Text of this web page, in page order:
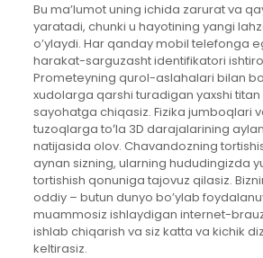
Bu ma’lumot uning ichida zarurat va
yaratadi, chunki u hayotining yangi
o’ylaydi. Har qanday mobil telefonga
harakat-sarguzasht identifikatori
Prometeyning qurol-aslahalari bilan
xudolarga qarshi turadigan yaxshi
sayohatga chiqasiz. Fizika jumboqlari
tuzoqlarga toʻla 3D darajalarining
natijasida olov. Chavandozning
aynan sizning, ularning hududingizda
tortishish qonuniga tajovuz qilasiz.
oddiy – butun dunyo bo’ylab
muammosiz ishlaydigan internet-
ishlab chiqarish va siz katta va kichik
keltirasiz.